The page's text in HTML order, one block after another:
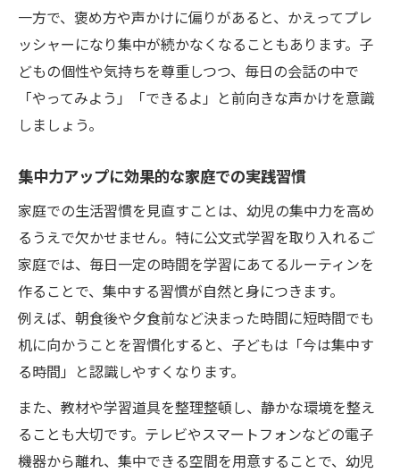
一方で、褒め方や声かけに偏りがあると、かえってプレ
ッシャーになり集中が続かなくなることもあります。子
どもの個性や気持ちを尊重しつつ、毎日の会話の中で
「やってみよう」「できるよ」と前向きな声かけを意識
しましょう。
集中力アップに効果的な家庭での実践習慣
家庭での生活習慣を見直すことは、幼児の集中力を高め
るうえで欠かせません。特に公文式学習を取り入れるご
家庭では、毎日一定の時間を学習にあてるルーティンを
作ることで、集中する習慣が自然と身につきます。
例えば、朝食後や夕食前など決まった時間に短時間でも
机に向かうことを習慣化すると、子どもは「今は集中す
る時間」と認識しやすくなります。
また、教材や学習道具を整理整頓し、静かな環境を整え
ることも大切です。テレビやスマートフォンなどの電子
機器から離れ、集中できる空間を用意することで、幼児